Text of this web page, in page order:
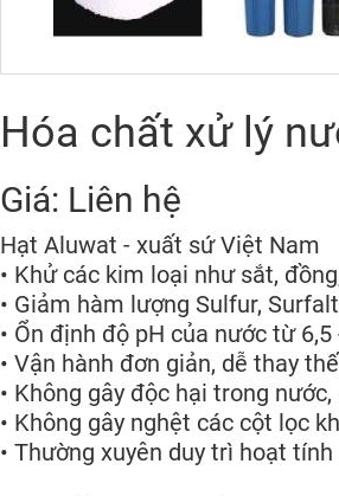
Hóa chất xử lý
Giá: Liên hệ
Hạt Aluwat - xuất sứ Việt Nam
• Khử các kim loại như sắt,
• Giảm hàm lượng Sulfur,
• Ổn định độ pH của nước từ 6,5
• Vận hành đơn giản, dễ thay
• Không gây độc hại trong
• Không gây nghệt các cột lọc
• Thường xuyên duy trì hoạt